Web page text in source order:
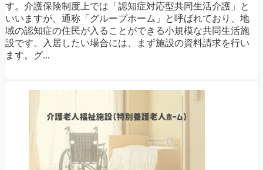
す。介護保険制度上では「認知症対応型共同生活介護」と
いいますが、通称「グループホーム」と呼ばれており、地
域の認知症の住民が入ることができる小規模な共同生活施
設です。入居したい場合には、まず施設の資料請求を行い
ます。グ...